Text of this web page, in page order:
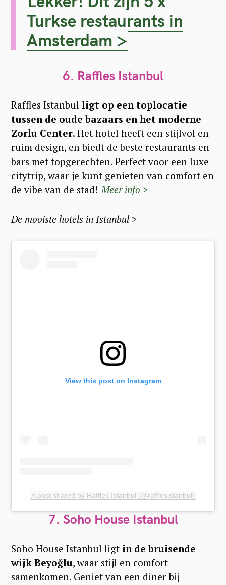
Turkse restaurants in
Amsterdam >
6. Raffles Istanbul
Raffles Istanbul ligt op een toplocatie
tussen de oude bazaars en het moderne
Zorlu Center. Het hotel heeft een stijlvol en
ruim design, en biedt de beste restaurants en
bars met topgerechten. Perfect voor een luxe
citytrip, waar je kunt genieten van comfort en
de vibe van de stad! Meer info >
De mooiste hotels in Istanbul >
View this post on Instagram
A post shared by Raffles İstanbul (@rafflesistanbul)
7. Soho House Istanbul
Soho House Istanbul ligt in de bruisende
wijk Beyoğlu, waar stijl en comfort
samenkomen. Geniet van een diner bij